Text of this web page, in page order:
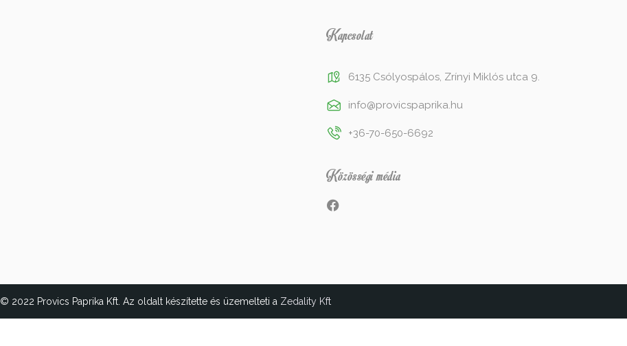
Kapcsolat
6135 Csólyospálos, Zrínyi Miklós utca 9.
info@provicspaprika.hu
+36-70-650-6692
Közösségi média
© 2022 Provics Paprika Kft. Az oldalt készítette és üzemelteti a Zedality Kft